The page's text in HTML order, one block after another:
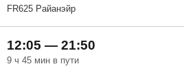
FR625 Райанэйр
12:05 — 21:50
9 ч 45 мин в пути